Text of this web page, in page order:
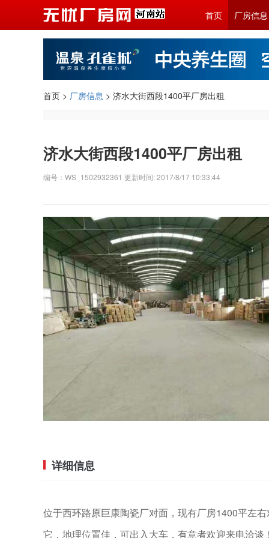
首页 厂房信息
首页 > 厂房信息 > 济水大街西段1400平厂房出租
济水大街西段1400平厂房出租
编号：WS_1502932361 更新时间: 2017/8/17 10:33:44
详细信息
位于西环路原巨康陶瓷厂对面，现有厂房1400平左
它，地理位置佳，可出入大车，有意者欢迎来电洽谈